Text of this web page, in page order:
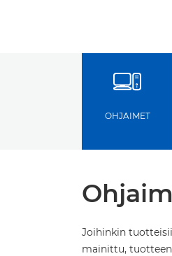
OHJAIMET
Joihinkin
mainittu,